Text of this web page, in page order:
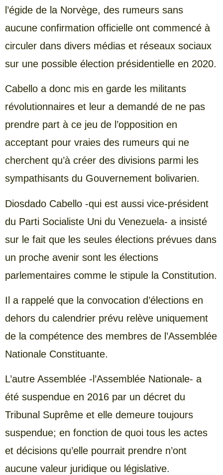
l’égide de la Norvège, des rumeurs sans
aucune confirmation officielle ont commencé à
circuler dans divers médias et réseaux sociaux
sur une possible élection présidentielle en 2020.
Cabello a donc mis en garde les militants
révolutionnaires et leur a demandé de ne pas
prendre part à ce jeu de l’opposition en
acceptant pour vraies des rumeurs qui ne
cherchent qu’à créer des divisions parmi les
sympathisants du Gouvernement bolivarien.
Diosdado Cabello -qui est aussi vice-président
du Parti Socialiste Uni du Venezuela- a insisté
sur le fait que les seules élections prévues dans
un proche avenir sont les élections
parlementaires comme le stipule la Constitution.
Il a rappelé que la convocation d’élections en
dehors du calendrier prévu relève uniquement
de la compétence des membres de l’Assemblée
Nationale Constituante.
L’autre Assemblée -l’Assemblée Nationale- a
été suspendue en 2016 par un décret du
Tribunal Suprême et elle demeure toujours
suspendue; en fonction de quoi tous les actes
et décisions qu’elle pourrait prendre n’ont
aucune valeur juridique ou législative.